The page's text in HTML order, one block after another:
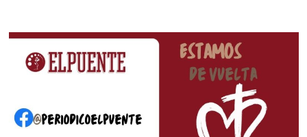
Hacer
diferencia
en
Idár